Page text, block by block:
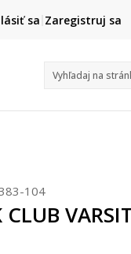
DOPRAVA
objednaní nad 80 €
sa Zaregistruj sa
Vyhľadaj na
104